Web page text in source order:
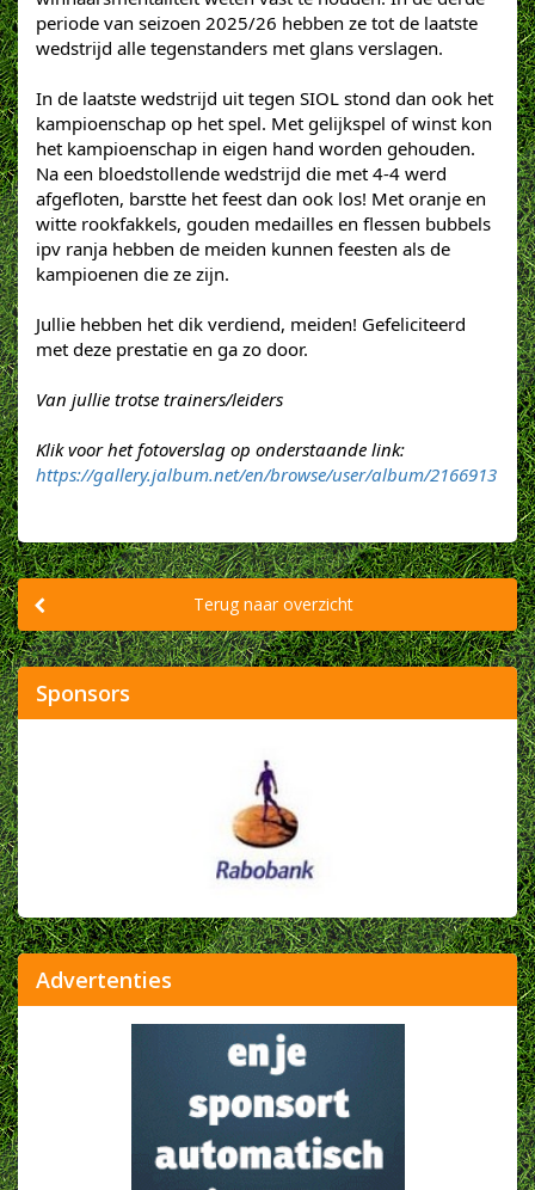
periode van seizoen 2025/26 hebben ze tot de laatste
wedstrijd alle tegenstanders met glans verslagen.
In de laatste wedstrijd uit tegen SIOL stond dan ook het
kampioenschap op het spel. Met gelijkspel of winst kon
het kampioenschap in eigen hand worden gehouden.
Na een bloedstollende wedstrijd die met 4-4 werd
afgefloten, barstte het feest dan ook los! Met oranje en
witte rookfakkels, gouden medailles en flessen bubbels
ipv ranja hebben de meiden kunnen feesten als de
kampioenen die ze zijn.
Jullie hebben het dik verdiend, meiden! Gefeliciteerd
met deze prestatie en ga zo door.
Van jullie trotse trainers/leiders
Klik voor het fotoverslag op onderstaande link:
https://gallery.jalbum.net/en/browse/user/album/2166913
Terug naar overzicht
Sponsors
Advertenties